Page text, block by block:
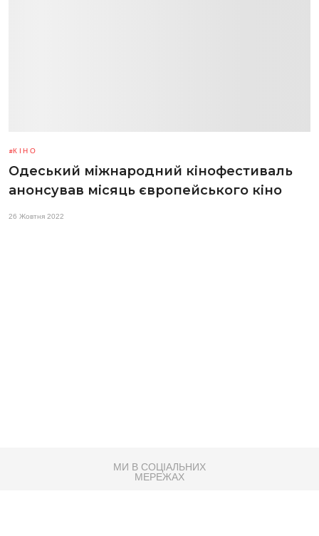
КІНО
Одеський міжнародний кінофестиваль
анонсував місяць європейського кіно
26 Жовтня 2022
МИ В СОЦІАЛЬНИХ
МЕРЕЖАХ